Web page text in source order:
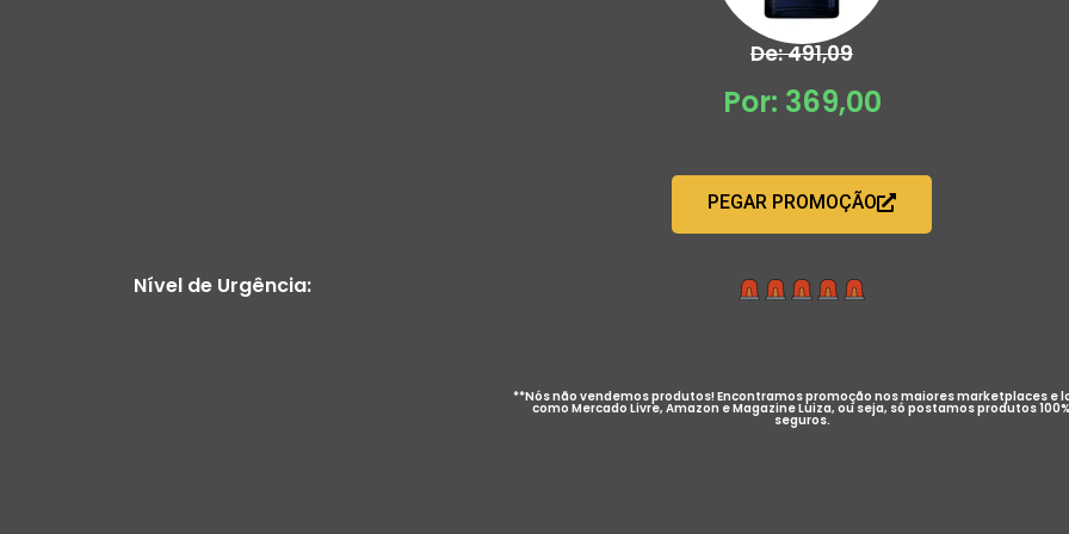
De: 491,09
Por: 369,00
PEGAR PROMOÇÃO
Nível de Urgência:
**Nós não vendemos produtos! Encontramos promoção nos maiores marketplaces e
como Mercado Livre, Amazon e Magazine Luiza, ou seja, só postamos produtos 100%
seguros.